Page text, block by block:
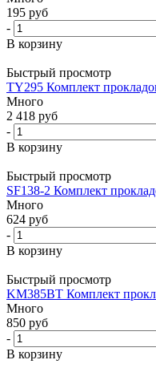
195 руб
-
В корзину
Быстрый просмотр
TY295 Комплект
Много
2 418 руб
-
В корзину
Быстрый просмотр
SF138-2 Комплект
Много
624 руб
-
В корзину
Быстрый просмотр
KM385BT Комплект
Много
850 руб
-
В корзину